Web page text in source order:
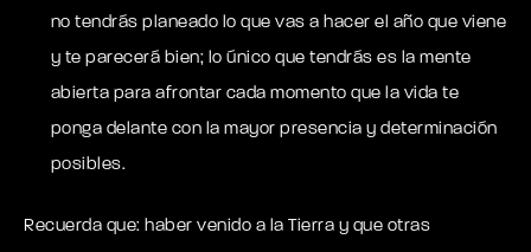
no tendrás planeado lo que vas a hacer el año que viene
y te parecerá bien; lo único que tendrás es la mente
abierta para afrontar cada momento que la vida te
ponga delante con la mayor presencia y determinación
posibles.
Recuerda que: haber venido a la Tierra y que otras